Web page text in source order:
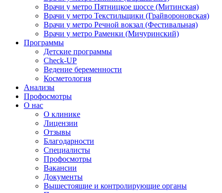
Врачи у метро Пятницкое шоссе (Митинская)
Врачи у метро Текстильщики (Грайвороновская)
Врачи у метро Речной вокзал (Фестивальная)
Врачи у метро Раменки (Мичуринский)
Программы
Детские программы
Check-UP
Ведение беременности
Косметология
Анализы
Профосмотры
О нас
О клинике
Лицензии
Отзывы
Благодарности
Специалисты
Профосмотры
Вакансии
Документы
Вышестоящие и контролирующие органы